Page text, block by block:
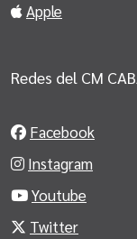
Apple
Redes del CM
Facebook
Instagram
Youtube
Twitter